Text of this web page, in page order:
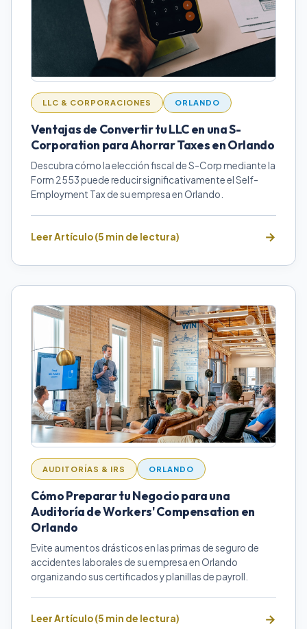
LLC & CORPORACIONES ORLANDO
Ventajas de Convertir tu LLC en una S-
Corporation para Ahorrar Taxes en Orlando
Descubra cómo la elección fiscal de S-Corp mediante la
Form 2553 puede reducir significativamente el Self-
Employment Tax de su empresa en Orlando.
Leer Artículo (5 min de lectura)
AUDITORÍAS & IRS ORLANDO
Cómo Preparar tu Negocio para una
Auditoría de Workers' Compensation en
Orlando
Evite aumentos drásticos en las primas de seguro de
accidentes laborales de su empresa en Orlando
organizando sus certificados y planillas de payroll.
Leer Artículo (5 min de lectura)